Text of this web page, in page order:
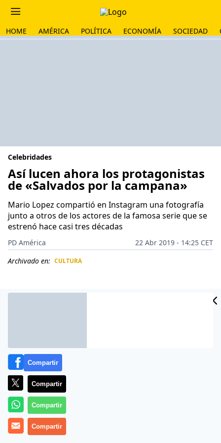
HOME AMÉRICA POLÍTICA ECONOMÍA SOCIEDAD
Celebridades
Así lucen ahora los protagonistas
de «Salvados por la campana»
Mario Lopez compartió en Instagram una fotografía
junto a otros de los actores de la famosa serie que se
estrenó hace casi tres décadas
PD América
22 Abr 2019 - 14:25 CET
Archivado en: CULTURA
Saltaron a la fama como estrellas adolescentes de la
televisión gracias a la serie
Compartir
Compartir
Compartir
Compartir